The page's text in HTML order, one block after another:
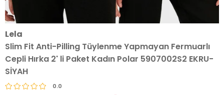
Lela
Slim Fit Anti-Pilling Tüylenme Yapmayan Fermuarlı
Cepli Hırka 2' li Paket Kadın Polar 5907002S2 EKRU-
SİYAH
0.0